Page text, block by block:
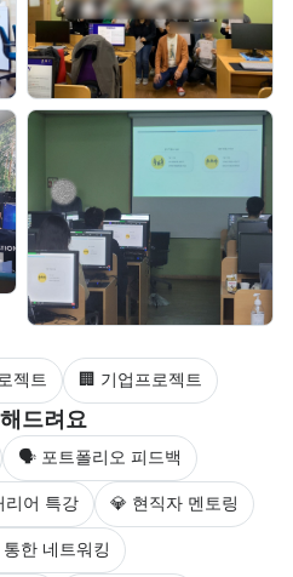
젝트 유형을 안내한다.
젝트 🏢 기업프로젝트
드려요
되는 취업 지원 서비스를 안내한다.
🗣 포트폴리오 피드백
리어 특강 💎 현직자 멘토링
한 네트워킹